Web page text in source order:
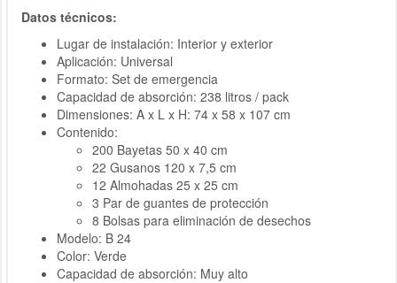
Datos técnicos:
Lugar de instalación: Interior y exterior
Aplicación: Universal
Formato: Set de emergencia
Capacidad de absorción: 238 litros / pack
Dimensiones: A x L x H: 74 x 58 x 107 cm
Contenido:
200 Bayetas 50 x 40 cm
22 Gusanos 120 x 7,5 cm
12 Almohadas 25 x 25 cm
3 Par de guantes de protección
8 Bolsas para eliminación de desechos
Modelo: B 24
Color: Verde
Capacidad de absorción: Muy alto